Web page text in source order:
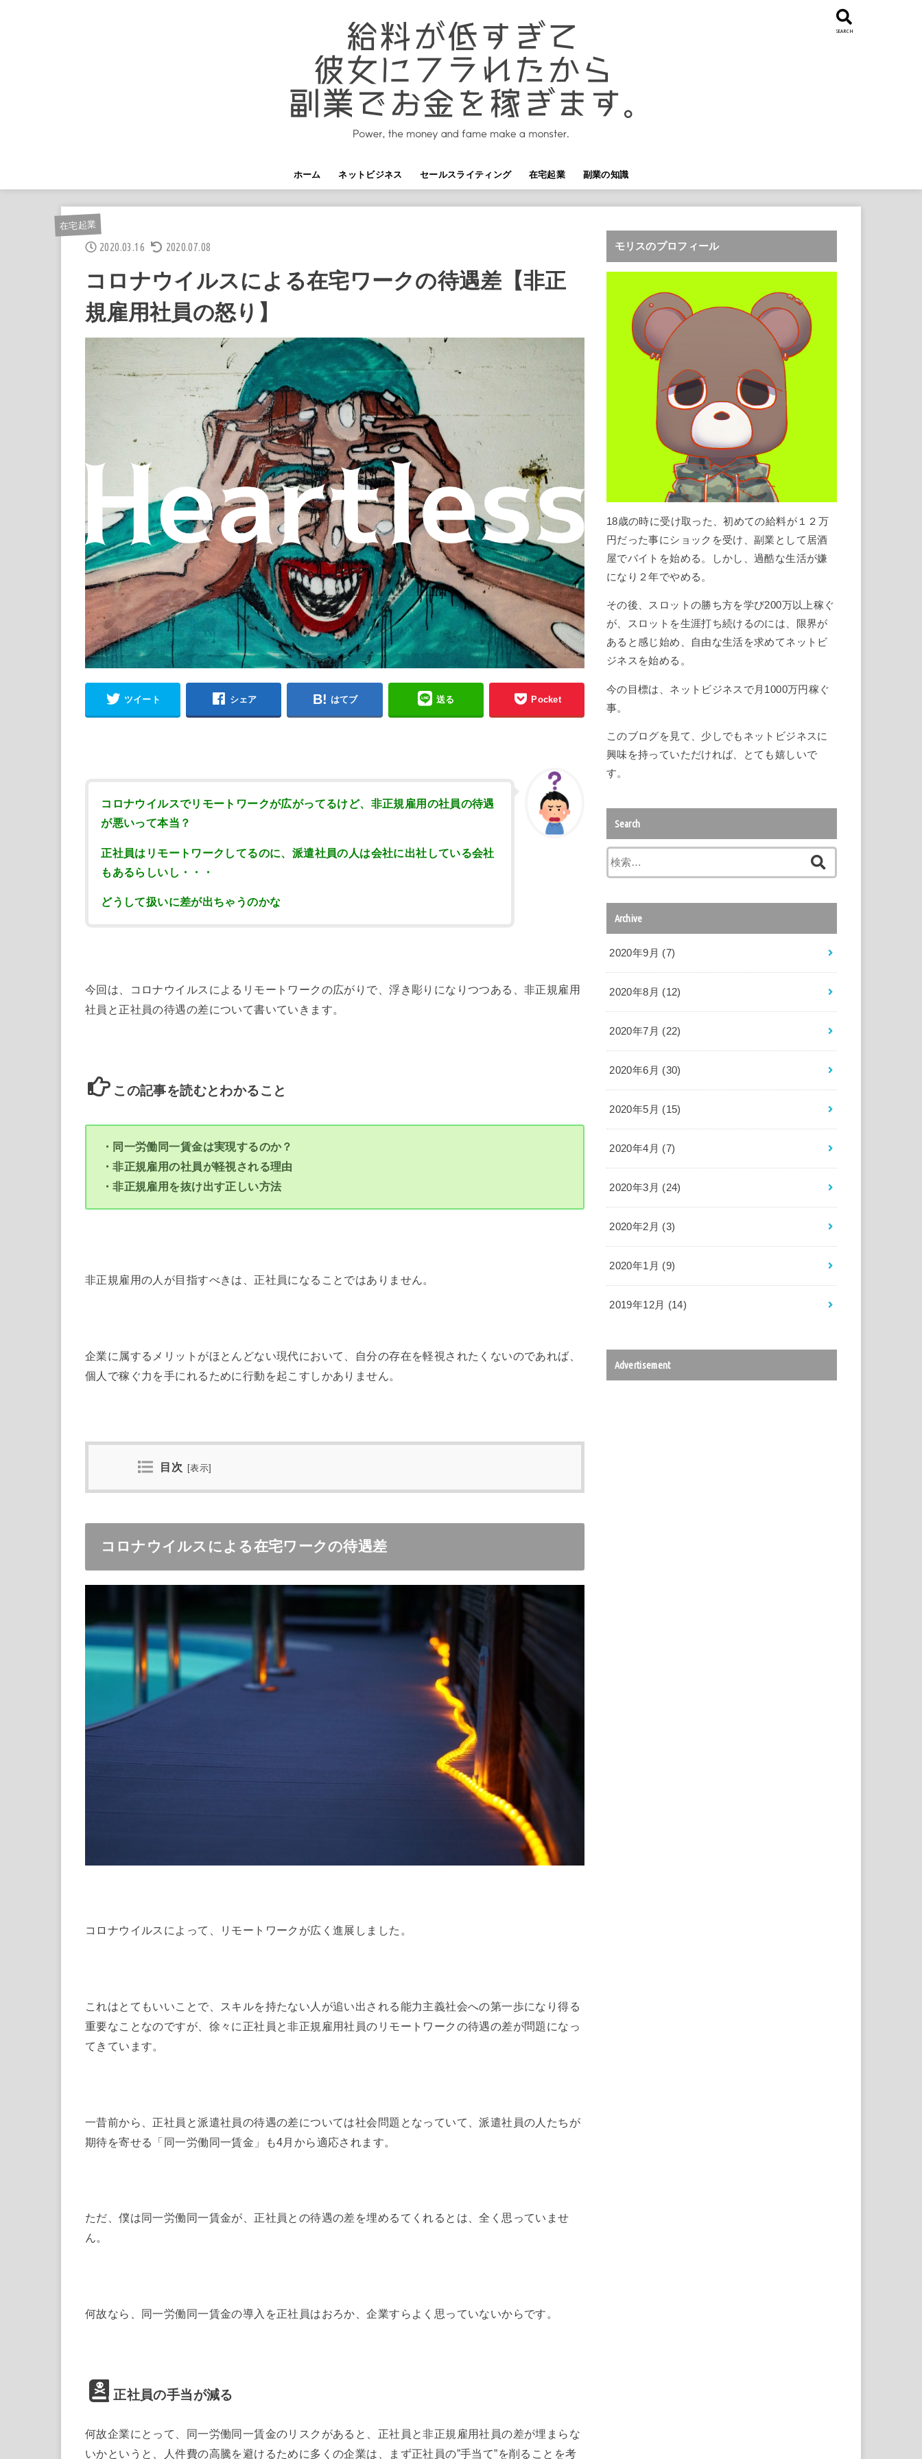
ホーム ネットビジネス セールスライティング 在宅起業 副業の知識
SEARCH
在宅起業
2020.03.16 2020.07.08
コロナウイルスによる在宅ワークの待遇差【非正
規雇用社員の怒り】
ツイート シェア はてブ 送る Pocket
コロナウイルスでリモートワークが広がってるけど、非正規雇用の社員の待遇
が悪いって本当？
正社員はリモートワークしてるのに、派遣社員の人は会社に出社している会社
もあるらしいし・・・
どうして扱いに差が出ちゃうのかな
今回は、コロナウイルスによるリモートワークの広がりで、浮き彫りになりつつある、非正規雇用
社員と正社員の待遇の差について書いていきます。
この記事を読むとわかること
・同一労働同一賃金は実現するのか？
・非正規雇用の社員が軽視される理由
・非正規雇用を抜け出す正しい方法
非正規雇用の人が目指すべきは、正社員になることではありません。
企業に属するメリットがほとんどない現代において、自分の存在を軽視されたくないのであれば、
個人で稼ぐ力を手にれるために行動を起こすしかありません。
目次 [表示
コロナウイルスによる在宅ワークの待遇差
コロナウイルスによって、リモートワークが広く進展しました。
これはとてもいいことで、スキルを持たない人が追い出される能力主義社会への第一歩になり得る
重要なことなのですが、徐々に正社員と非正規雇用社員のリモートワークの待遇の差が問題になっ
てきています。
一昔前から、正社員と派遣社員の待遇の差については社会問題となっていて、派遣社員の人たちが
期待を寄せる「同一労働同一賃金」も4月から適応されます。
ただ、僕は同一労働同一賃金が、正社員との待遇の差を埋めるてくれるとは、全く思っていませ
ん。
何故なら、同一労働同一賃金の導入を正社員はおろか、企業すらよく思っていないからです。
正社員の手当が減る
何故企業にとって、同一労働同一賃金のリスクがあると、正社員と非正規雇用社員の差が埋まらな
いかというと、人件費の高騰を避けるために多くの企業は、まず正社員の”手当て”を削ることを考
モリスのプロフィール
18歳の時に受け取った、初めての給料が１２万
円だった事にショックを受け、副業として居酒
屋でバイトを始める。しかし、過酷な生活が嫌
になり２年でやめる。
その後、スロットの勝ち方を学び200万以上稼ぐ
が、スロットを生涯打ち続けるのには、限界が
あると感じ始め、自由な生活を求めてネットビ
ジネスを始める。
今の目標は、ネットビジネスで月1000万円稼ぐ
事。
このブログを見て、少しでもネットビジネスに
興味を持っていただければ、とても嬉しいで
す。
Search
索
Archive
2020年9月 (7)
2020年8月 (12)
2020年7月 (22)
2020年6月 (30)
2020年5月 (15)
2020年4月 (7)
2020年3月 (24)
2020年2月 (3)
2020年1月 (9)
2019年12月 (14)
Advertisement